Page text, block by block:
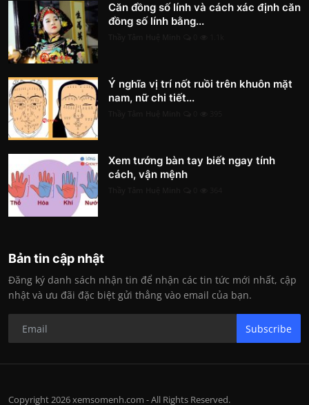
Căn đồng số lính và cách xác định căn
đồng số lính bằng...
Ý nghĩa vị trí nốt ruồi trên khuôn mặt
nam, nữ chi tiết...
Xem tướng bàn tay biết ngay tính
cách, vận mệnh
Bản tin cập nhật
Đăng ký danh sách nhận tin để nhận các tin tức mới nhất, cập
nhật và ưu đãi đặc biệt gửi thẳng vào email của bạn.
Subscribe
Copyright 2026 xemsomenh.com - All Rights Reserved.